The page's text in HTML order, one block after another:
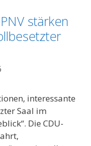
stärken
interessante
Saal im
Die CDU-